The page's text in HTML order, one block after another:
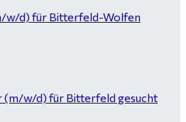
w/d) für Bitterfeld-Wolfen
(m/w/d) für Bitterfeld gesucht